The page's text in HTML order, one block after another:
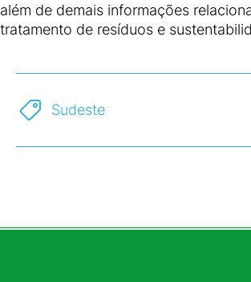
além de demais informações
tratamento de resíduos e
Sudeste